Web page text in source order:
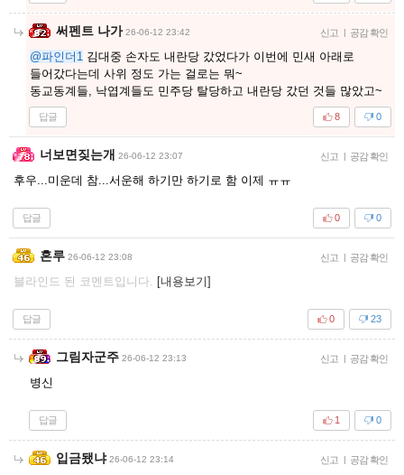
써펜트 나가 26-06-12 23:42 신고 | 공감 확인
@파인더1 김대중 손자도 내란당 갔었다가 이번에 민새 아래로
들어갔다는데 사위 정도 가는 걸로는 뭐~
동교동계들, 낙엽계들도 민주당 탈당하고 내란당 갔던 것들 많았고~
답글 0
8
너보면짖는개 26-06-12 23:07 신고 | 공감 확인
후우...미운데 참...서운해 하기만 하기로 함 이제 ㅠㅠ
답글 0
0
혼루 26-06-12 23:08 신고 | 공감 확인
블라인드 된 코멘트입니다. [내용보기]
답글 23
0
그림자군주 26-06-12 23:13 신고 | 공감 확인
병신
답글 0
1
입금됐냐 26-06-12 23:14 신고 | 공감 확인